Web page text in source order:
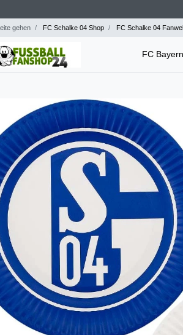
gehen FC Schalke 04 Shop FC Schalke 04
FC